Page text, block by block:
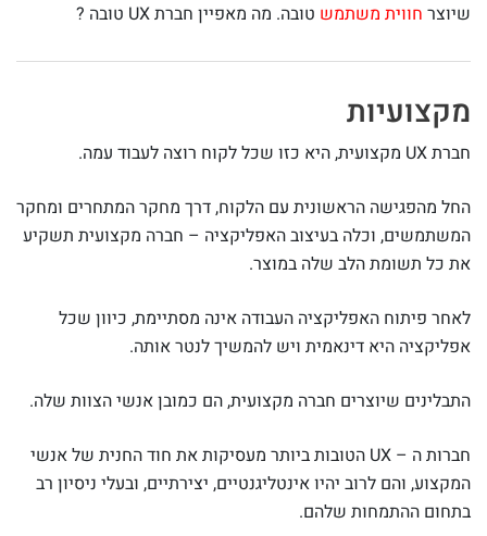
שיוצר חווית משתמש טובה. מה מאפיין חברת UX טובה ?
מקצועיות
חברת UX מקצועית, היא כזו שכל לקוח רוצה לעבוד עמה.
החל מהפגישה הראשונית עם הלקוח, דרך מחקר המתחרים ומחקר
המשתמשים, וכלה בעיצוב האפליקציה – חברה מקצועית תשקיע
את כל תשומת הלב שלה במוצר.
לאחר פיתוח האפליקציה העבודה אינה מסתיימת, כיוון שכל
אפליקציה היא דינאמית ויש להמשיך לנטר אותה.
התבלינים שיוצרים חברה מקצועית, הם כמובן אנשי הצוות שלה.
חברות ה – UX הטובות ביותר מעסיקות את חוד החנית של אנשי
המקצוע, והם לרוב יהיו אינטליגנטיים, יצירתיים, ובעלי ניסיון רב
בתחום ההתמחות שלהם.